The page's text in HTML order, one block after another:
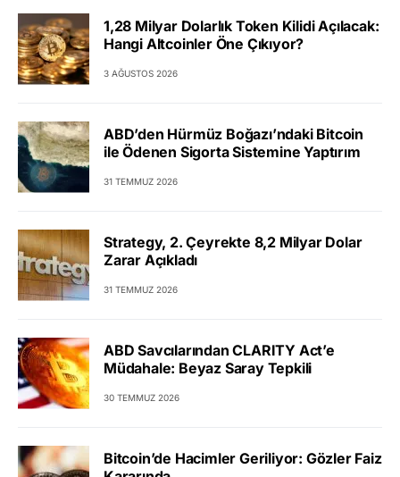
1,28 Milyar Dolarlık Token Kilidi Açılacak:
Hangi Altcoinler Öne Çıkıyor?
3 AĞUSTOS 2026
ABD’den Hürmüz Boğazı’ndaki Bitcoin
ile Ödenen Sigorta Sistemine Yaptırım
31 TEMMUZ 2026
Strategy, 2. Çeyrekte 8,2 Milyar Dolar
Zarar Açıkladı
31 TEMMUZ 2026
ABD Savcılarından CLARITY Act’e
Müdahale: Beyaz Saray Tepkili
30 TEMMUZ 2026
Bitcoin’de Hacimler Geriliyor: Gözler Faiz